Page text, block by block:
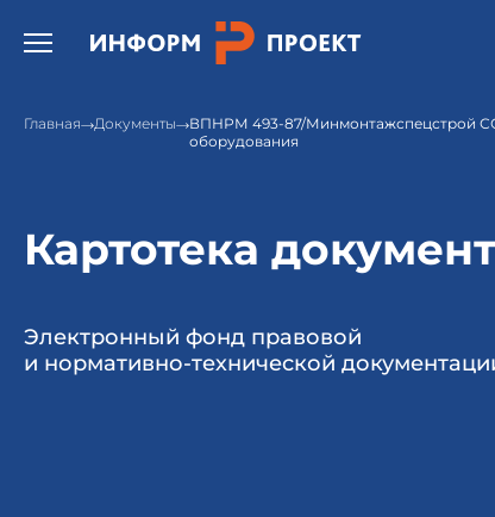
Открыть бургер меню.
Главная Документы
ВПНРМ 493-87/Минмонтажспецстрой
оборудования
Картотека
Электронный фонд правовой
и нормативно-технической